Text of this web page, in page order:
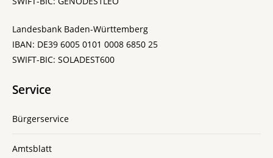
Landesbank Baden-Württemberg
IBAN: DE39 6005 0101 0008 6850 25
SWIFT-BIC: SOLADEST600
Service
Bürgerservice
Amtsblatt